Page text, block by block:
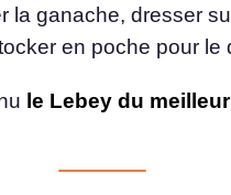
la ganache, dresser
en poche pour le
le Lebey du